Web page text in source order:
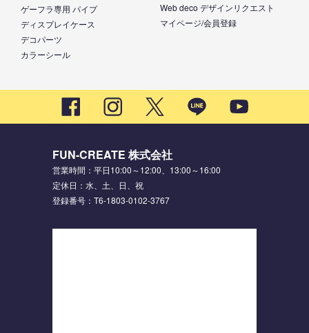
ゲーフラ専用 パイプ
ディスプレイケース
デコパーツ
カラーシール
Web deco デザインリクエスト
マイページ/会員登録
FUN-CREATE 株式会社
営業時間：平日10:00～12:00、13:00～16:00
定休日：水、土、日、祝
登録番号：T6-1803-0102-3767